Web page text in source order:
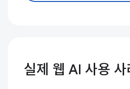
실제 웹 AI 사용